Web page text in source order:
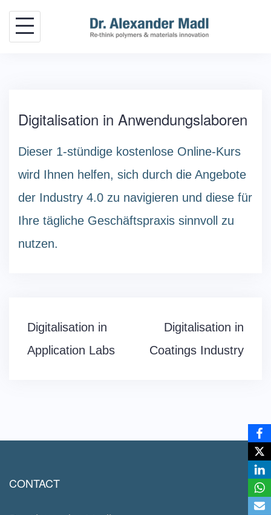
Skip
Digitalisation in Anwendungslaboren
Dieser 1-stündige kostenlose Online-Kurs
wird Ihnen helfen, sich durch die Angebote
der Industry 4.0 zu navigieren und diese für
Ihre tägliche Geschäftspraxis sinnvoll zu
nutzen.
Post
navigation
Digitalisation in
Application Labs
Digitalisation in
Coatings Industry
CONTACT